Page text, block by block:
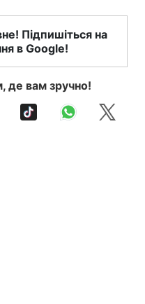
Підпишіться на
в Google!
де вам зручно!